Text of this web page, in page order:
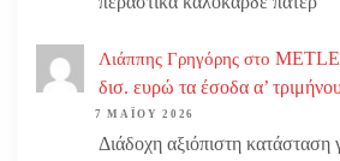
Λιάππης Γρηγόρης στο
δισ. ευρώ τα έσοδα α’
7 ΜΑΪ́ΟΥ 2026
Διάδοχη αξιόπιστη κατάσταση